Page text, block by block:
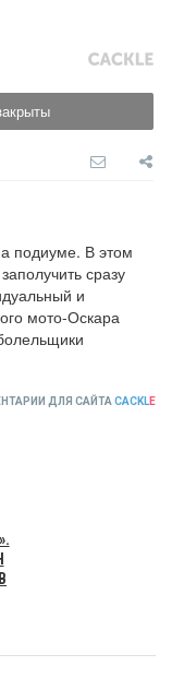
подиуме. В этом
сразу
и
мото-Оскара
ДЛЯ САЙТА CACKLE